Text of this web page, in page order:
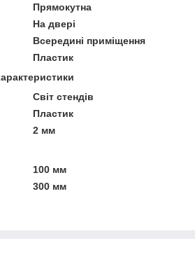
Прямокутна
На двері
Всередині приміщення
Пластик
Світ стендів
Пластик
2 мм
100 мм
300 мм